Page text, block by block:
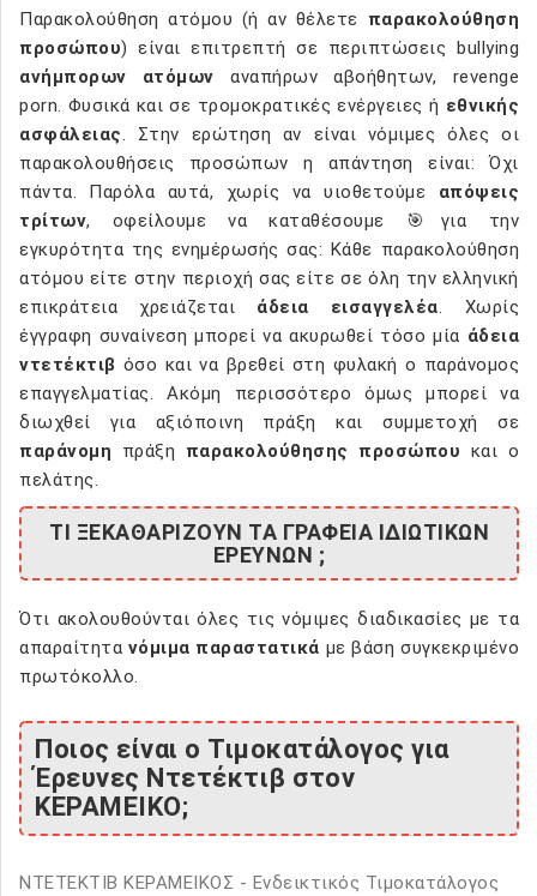
Παρακολούθηση ατόμου (ή αν θέλετε παρακολούθηση
προσώπου) είναι επιτρεπτή σε περιπτώσεις bullying
ανήμπορων ατόμων αναπήρων αβοήθητων, revenge
porn. Φυσικά και σε τρομοκρατικές ενέργειες ή εθνικής
ασφάλειας. Στην ερώτηση αν είναι νόμιμες όλες οι
παρακολουθήσεις προσώπων η απάντηση είναι: Όχι
πάντα. Παρόλα αυτά, χωρίς να υιοθετούμε απόψεις
τρίτων, οφείλουμε να καταθέσουμε 🎯για την
εγκυρότητα της ενημέρωσής σας: Κάθε παρακολούθηση
ατόμου είτε στην περιοχή σας είτε σε όλη την ελληνική
επικράτεια χρειάζεται άδεια εισαγγελέα. Χωρίς
έγγραφη συναίνεση μπορεί να ακυρωθεί τόσο μία άδεια
ντετέκτιβ όσο και να βρεθεί στη φυλακή ο παράνομος
επαγγελματίας. Ακόμη περισσότερο όμως μπορεί να
διωχθεί για αξιόποινη πράξη και συμμετοχή σε
παράνομη πράξη παρακολούθησης προσώπου και ο
πελάτης.
ΤΙ ΞΕΚΑΘΑΡΙΖΟΥΝ ΤΑ ΓΡΑΦΕΙΑ ΙΔΙΩΤΙΚΩΝ
ΕΡΕΥΝΩΝ ;
Ότι ακολουθούνται όλες τις νόμιμες διαδικασίες με τα
απαραίτητα νόμιμα παραστατικά με βάση συγκεκριμένο
πρωτόκολλο.
Ποιος είναι ο Τιμοκατάλογος για
Έρευνες Ντετέκτιβ στον
ΚΕΡΑΜΕΙΚΟ;
ΝΤΕΤΕΚΤΙΒ ΚΕΡΑΜΕΙΚΟΣ - Ενδεικτικός Τιμοκατάλογος